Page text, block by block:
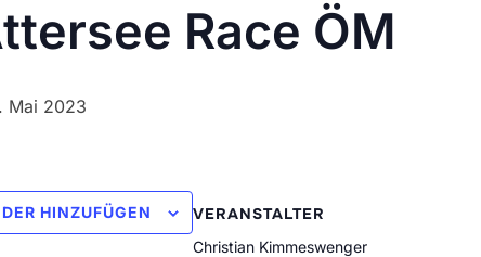
Race ÖM
Mai 2023
HINZUFÜGEN VERANSTALTER
Christian Kimmeswenger